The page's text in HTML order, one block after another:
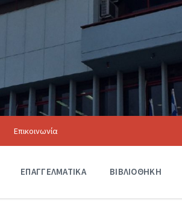
Επικοινωνία
ΔΕΠΑΓΓΕΛΜΑΤΙΚΑ ΒΙΒΛΙΟΘΗΚΗ